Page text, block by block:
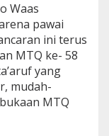
Waas
pawai
ini terus
MTQ ke- 58
yang
mudah-
MTQ